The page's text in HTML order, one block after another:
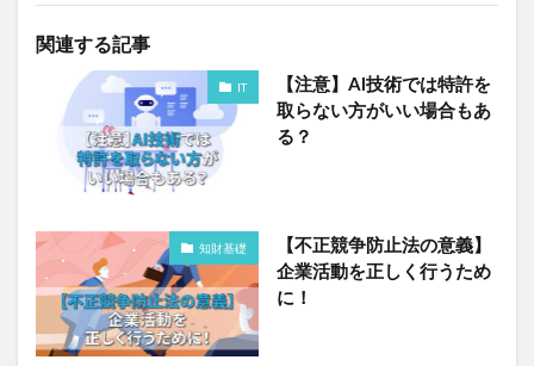
関連する記事
IT
【注意】AI技術では特許を
取らない方がいい場合もあ
る？
知財基礎
【不正競争防止法の意義】
企業活動を正しく行うため
に！